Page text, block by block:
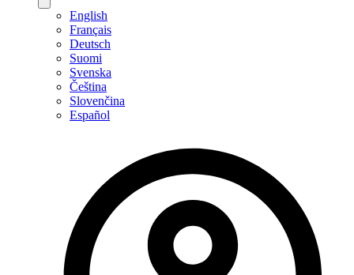
English
Français
Deutsch
Suomi
Svenska
Čeština
Slovenčina
Español